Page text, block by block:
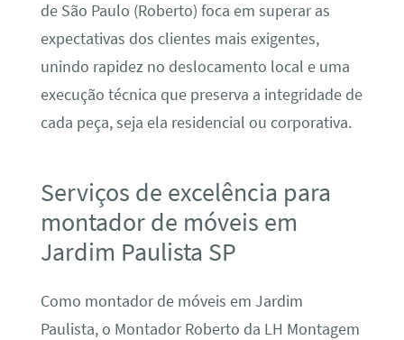
de São Paulo (Roberto) foca em superar as
expectativas dos clientes mais exigentes,
unindo rapidez no deslocamento local e uma
execução técnica que preserva a integridade de
cada peça, seja ela residencial ou corporativa.
Serviços de excelência para
montador de móveis em
Jardim Paulista SP
Como montador de móveis em Jardim
Paulista, o Montador Roberto da LH Montagem